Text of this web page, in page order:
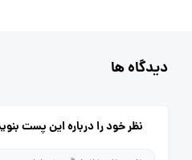
دیدگاه ها
نظر خود را درباره این پست